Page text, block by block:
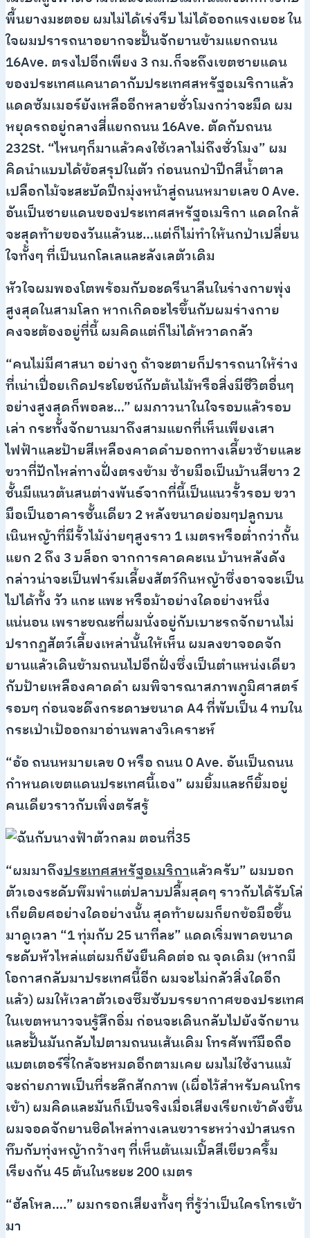
พื้นยางมะตอย ผมไม่ได้เร่งรีบ ไม่ได้ออกแรงเยอะ ใน
ใจผมปรารถนาอยากจะปั้นจักยานข้ามแยกถนน
16Ave. ตรงไปอีกเพียง 3 กม.ก็จะถึงเขตชายแดน
ของประเทศแคนาดากับประเทศสหรัฐอเมริกาแล้ว
แดดซัมเมอร์ยังเหลืออีกหลายชั่วโมงกว่าจะมืด ผม
หยุดรถอยู่กลางสี่แยกถนน 16Ave. ตัดกับถนน
232St. “ไหนๆก็มาแล้วคงใช้เวลาไม่ถึงชั่วโมง” ผม
คิดนำแบบได้ข้อสรุปในตัว ก่อนนกป่าปีกสีน้ำตาล
เปลือกไม้จะสะบัดปีกมุ่งหน้าสู่ถนนหมายเลข 0 Ave.
อันเป็นชายแดนของประเทศสหรัฐอเมริกา แดดใกล้
จะสุดท้ายของวันแล้วนะ…แต่ก็ไม่ทำให้นกป่าเปลี่ยน
ใจทั้งๆ ที่เป็นนกโลเลและลังเลตัวเดิม
หัวใจผมพองโตพร้อมกับอะดรีนาลีนในร่างกายพุ่ง
สูงสุดในสามโลก หากเกิดอะไรขึ้นกับผมร่างกาย
คงจะต้องอยู่ที่นี้ ผมคิดแต่ก็ไม่ได้หวาดกลัว
“คนไม่มีศาสนา อย่างกู ถ้าจะตายก็ปรารถนาให้ร่าง
ที่เน่าเปื่อยเกิดประโยชน์กับต้นไม้หรือสิ่งมีชีวิตอื่นๆ
อย่างสูงสุดก็พอละ…” ผมภาวนาในใจรอบแล้วรอบ
เล่า กระทั้งจักยานมาถึงสามแยกที่เห็นเพียงเสา
ไฟฟ้าและป้ายสีเหลืองคาดดำบอกทางเลี้ยวซ้ายและ
ขวาที่ปักไหล่ทางฝั่งตรงข้าม ซ้ายมือเป็นบ้านสีขาว 2
ชั้นมีแนวต้นสนต่างพันธ์จากที่นี้เป็นแนวรั้วรอบ ขวา
มือเป็นอาคารชั้นเดียว 2 หลังขนาดย่อมๆปลูกบน
เนินหญ้าที่มีรั้วไม้ง่ายๆสูงราว 1 เมตรหรือต่ำกว่ากั้น
แยก 2 ถึง 3 บล็อก จากการคาดคะเน บ้านหลังดัง
กล่าวน่าจะเป็นฟาร์มเลี้ยงสัตว์กินหญ้าซึ่งอาจจะเป็น
ไปได้ทั้ง วัว แกะ แพะ หรือม้าอย่างใดอย่างหนึ่ง
แน่นอน เพราะขณะที่ผมนั่งอยู่กับเบาะรถจักยานไม่
ปรากฏสัตว์เลี้ยงเหล่านั้นให้เห็น ผมลงขาจอดจัก
ยานแล้วเดินข้ามถนนไปอีกฝั่งซึ่งเป็นตำแหน่งเดียว
กับป้ายเหลืองคาดดำ ผมพิจารณาสภาพภูมิศาสตร์
รอบๆ ก่อนจะดึงกระดาษขนาด A4 ที่พับเป็น 4 ทบใน
กระเป่าเป้ออกมาอ่านพลางวิเคราะห์
“อ้อ ถนนหมายเลข 0 หรือ ถนน 0 Ave. อันเป็นถนน
กำหนดเขตแดนประเทศนี้เอง” ผมยิ้มและก็ยิ้มอยู่
คนเดียวราวกับเพิ่งตรัสรู้
“ผมมาถึงประเทศสหรัฐอเมริกาแล้วครับ” ผมบอก
ตัวเองระดับพึมพำแต่ปลาบปลื้มสุดๆ ราวกับได้รับโล่
เกียติยศอย่างใดอย่างนั้น สุดท้ายผมก็ยกข้อมือขึ้น
มาดูเวลา “1 ทุ่มกับ 25 นาทีละ” แดดเริ่มพาดขนาด
ระดับหัวไหล่แต่ผมก็ยังยืนคิดต่อ ณ จุดเดิม (หากมี
โอกาสกลับมาประเทศนี้อีก ผมจะไม่กลัวสิ่งใดอีก
แล้ว) ผมให้เวลาตัวเองซึมซับบรรยากาศของประเทศ
ในเขตหนาวจนรู้สึกอิ่ม ก่อนจะเดินกลับไปยังจักยาน
และปั้นมันกลับไปตามถนนเส้นเดิม โทรศัพท์มือถือ
แบตเตอร์รี่ใกล้จะหมดอีกตามเคย ผมไม่ใช้งานแม้
จะถ่ายภาพเป็นที่ระลึกสักภาพ (เผื่อไว้สำหรับคนโทร
เข้า) ผมคิดและมันก็เป็นจริงเมื่อเสียงเรียกเข้าดังขึ้น
ผมจอดจักยานชิดไหล่ทางเลนขวาระหว่างป่าสนรก
ทึบกับทุ่งหญ้ากว้างๆ ที่เห็นต้นเมเปิ้ลสีเขียวครึ้ม
เรียงกัน 45 ต้นในระยะ 200 เมตร
“ฮัลโหล….” ผมกรอกเสียงทั้งๆ ที่รู้ว่าเป็นใครโทรเข้า
มา